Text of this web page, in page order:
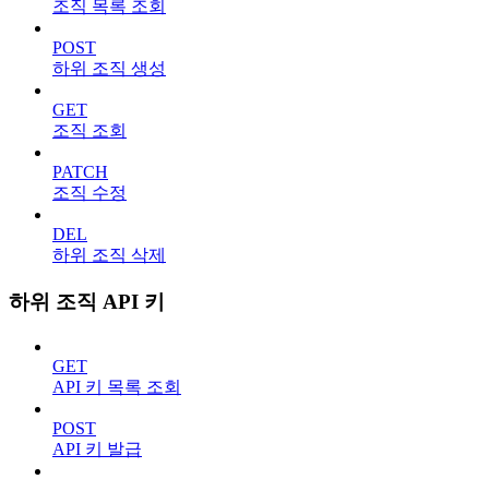
조직 목록 조회
POST
하위 조직 생성
GET
조직 조회
PATCH
조직 수정
DEL
하위 조직 삭제
하위 조직 API 키
GET
API 키 목록 조회
POST
API 키 발급